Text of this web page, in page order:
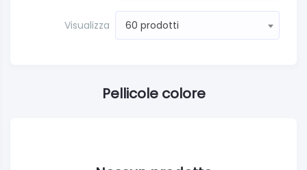
Visualizza 60 prodotti
Pellicole colore